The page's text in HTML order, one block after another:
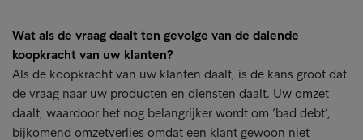
Wat als de vraag daalt ten gevolge van de dalende
koopkracht van uw klanten?
Als de koopkracht van uw klanten daalt, is de kans groot dat
de vraag naar uw producten en diensten daalt. Uw omzet
daalt, waardoor het nog belangrijker wordt om ‘bad debt’,
bijkomend omzetverlies omdat een klant gewoon niet